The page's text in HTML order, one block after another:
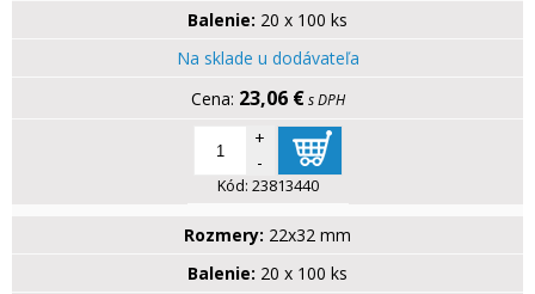
Balenie: 20 x 100 ks
Na sklade u dodávateľa
23,06 € s DPH
+
-
Kód: 23813440
Rozmery: 22x32 mm
Balenie: 20 x 100 ks